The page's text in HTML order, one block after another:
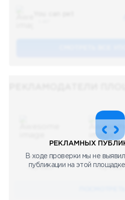
08.05.2023
Научный
Научный
РЕКЛАМНЫХ
В ходе проверки мы не
публикации на этой